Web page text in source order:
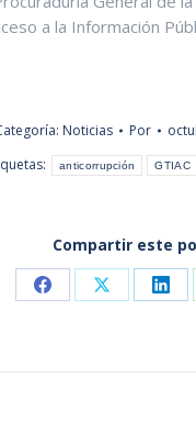
a la Información
Noticias Por
anticorrupción GTIAC
Compartir este
Share Share